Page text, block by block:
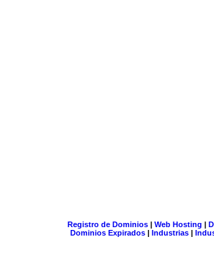
Registro de Dominios| Web Hosting |
Dominios Expirados | Industrias |